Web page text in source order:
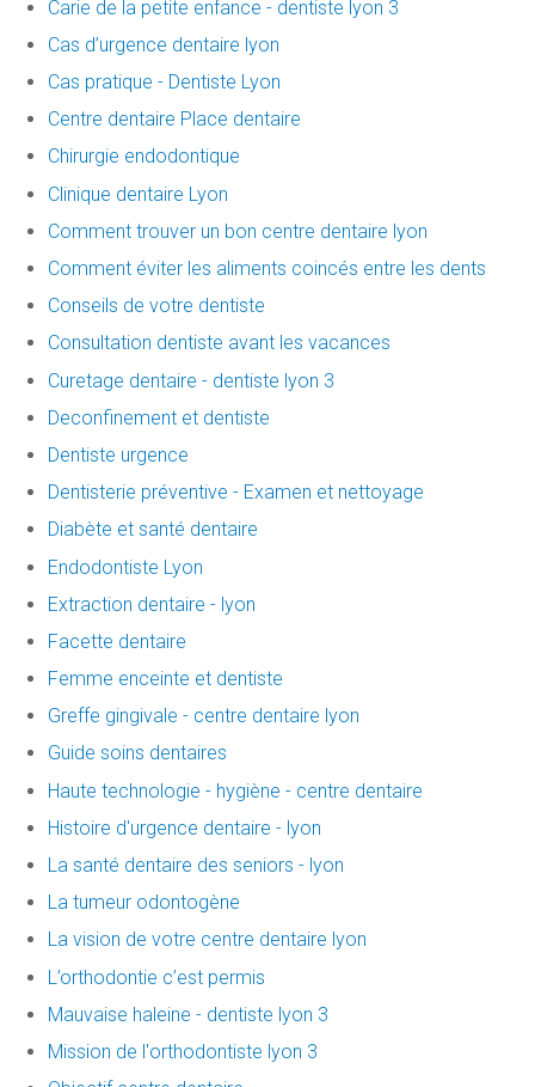
Carie de la petite enfance - dentiste lyon 3
Cas d’urgence dentaire lyon
Cas pratique - Dentiste Lyon
Centre dentaire Place dentaire
Chirurgie endodontique
Clinique dentaire Lyon
Comment trouver un bon centre dentaire lyon
Comment éviter les aliments coincés entre les dents
Conseils de votre dentiste
Consultation dentiste avant les vacances
Curetage dentaire - dentiste lyon 3
Deconfinement et dentiste
Dentiste urgence
Dentisterie préventive - Examen et nettoyage
Diabète et santé dentaire
Endodontiste Lyon
Extraction dentaire - lyon
Facette dentaire
Femme enceinte et dentiste
Greffe gingivale - centre dentaire lyon
Guide soins dentaires
Haute technologie - hygiène - centre dentaire
Histoire d'urgence dentaire - lyon
La santé dentaire des seniors - lyon
La tumeur odontogène
La vision de votre centre dentaire lyon
L’orthodontie c’est permis
Mauvaise haleine - dentiste lyon 3
Mission de l'orthodontiste lyon 3